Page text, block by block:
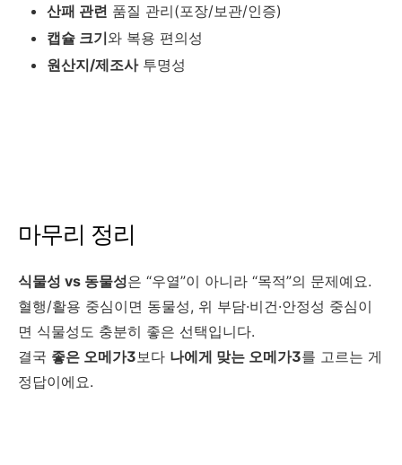
산패 관련 품질 관리(포장/보관/인증)
캡슐 크기와 복용 편의성
원산지/제조사투명성
마무리 정리
식물성 vs 동물성은 “우열”이 아니라 “목적”의 문제예요.
혈행/활용 중심이면 동물성, 위 부담·비건·안정성 중심이
면 식물성도 충분히 좋은 선택입니다.
결국 좋은 오메가3 보다 나에게 맞는 오메가3를 고르는 게
정답이에요.